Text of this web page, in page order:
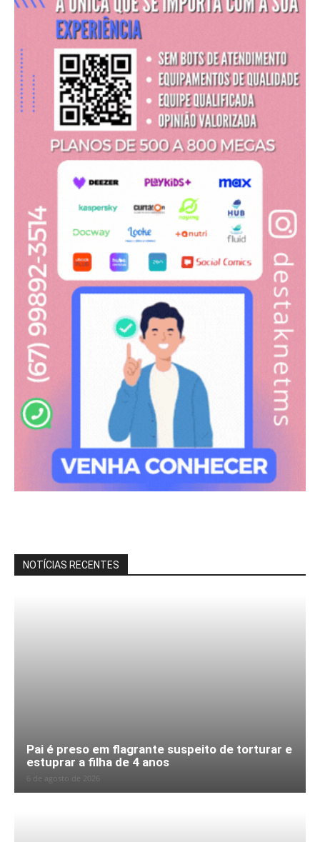
NOTÍCIAS RECENTES
Pai é preso em flagrante suspeito de torturar e
estuprar a filha de 4 anos
6 de agosto de 2026